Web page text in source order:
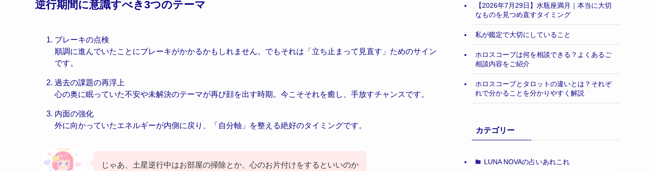
逆行期間に意識すべき3つのテーマ
ブレーキの点検
順調に進んでいたことにブレーキがかかるかもしれません。でもそれは「立ち止まって見直す」ためのサイン
です。
過去の課題の再浮上
心の奥に眠っていた不安や未解決のテーマが再び顔を出す時期。今こそそれを癒し、手放すチャンスです。
内面の強化
外に向かっていたエネルギーが内側に戻り、「自分軸」を整える絶好のタイミングです。
じゃあ、土星逆行中はお部屋の掃除とか、心のお片付けをするといいのか
【2026年7月29日】水瓶座満月｜本当に大切
なものを見つめ直すタイミング
私が鑑定で大切にしていること
ホロスコープは何を相談できる？よくあるご
相談内容をご紹介
ホロスコープとタロットの違いとは？それぞ
れで分かることを分かりやすく解説
カテゴリー
LUNA NOVAの占いあれこれ